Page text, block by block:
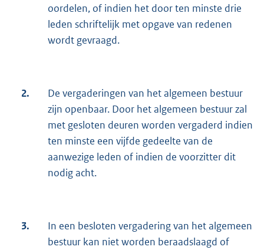
oordelen, of indien het door ten minste drie
leden schriftelijk met opgave van redenen
wordt gevraagd.
2.
De vergaderingen van het algemeen bestuur
zijn openbaar. Door het algemeen bestuur zal
met gesloten deuren worden vergaderd indien
ten minste een vijfde gedeelte van de
aanwezige leden of indien de voorzitter dit
nodig acht.
3.
In een besloten vergadering van het algemeen
bestuur kan niet worden beraadslaagd of